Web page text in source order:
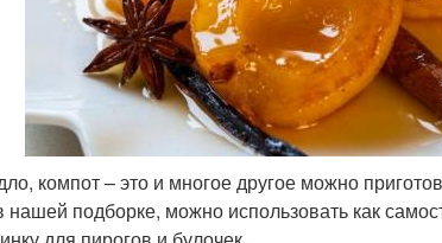
компот – это и многое другое можно
подборке, можно использовать как